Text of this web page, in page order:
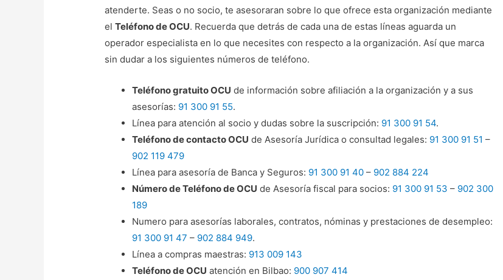
atenderte. Seas o no socio, te asesoraran sobre lo que ofrece esta organización mediante
elTeléfono de OCU. Recuerda que detrás de cada una de estas líneas aguarda un
operador especialista en lo que necesites con respecto a la organización. Así que marca
sin dudar a los siguientes números de teléfono.
Teléfono gratuito OCU de información sobre afiliación a la organización y a sus
asesorías: 91 300 91 55.
Línea para atención al socio y dudas sobre la suscripción: 91 300 91 54.
Teléfono de contacto OCU de Asesoría Jurídica o consultad legales: 91 300 91 51 –
902 119 479
Línea para asesoría de Banca y Seguros: 91 300 91 40 – 902 884 224
Número de Teléfono de OCU de Asesoría fiscal para socios: 91 300 91 53 – 902 300
189
Numero para asesorías laborales, contratos, nóminas y prestaciones de desempleo:
91 300 91 47 – 902 884 949.
Línea a compras maestras: 913 009 143
Teléfono de OCU atención en Bilbao: 900 907 414